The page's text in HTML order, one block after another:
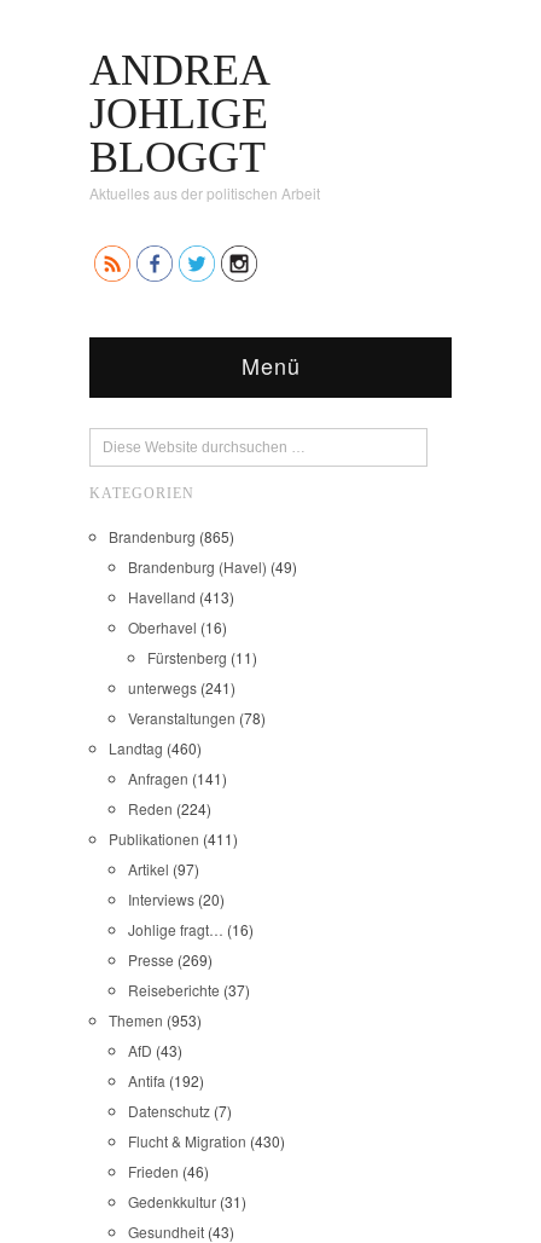
ANDREA
JOHLIGE
BLOGGT
Aktuelles aus der politischen Arbeit
Menü
KATEGORIEN
Brandenburg (865)
Brandenburg (Havel) (49)
Havelland (413)
Oberhavel (16)
Fürstenberg (11)
unterwegs (241)
Veranstaltungen (78)
Landtag (460)
Anfragen (141)
Reden (224)
Publikationen (411)
Artikel (97)
Interviews (20)
Johlige fragt… (16)
Presse (269)
Reiseberichte (37)
Themen (953)
AfD (43)
Antifa (192)
Datenschutz (7)
Flucht & Migration (430)
Frieden (46)
Gedenkkultur (31)
Gesundheit (43)